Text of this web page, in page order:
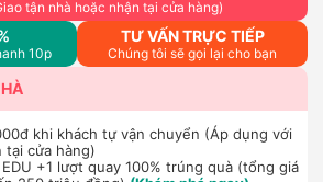
tận nhà hoặc nhận tại cửa hàng)
10p
TƯ VẤN TRỰC TIẾP
Chúng tôi sẽ gọi lại cho bạn
khi khách tự vận chuyển (Áp dụng với
tại cửa hàng)
+1 lượt quay 100% trúng quà (tổng giá